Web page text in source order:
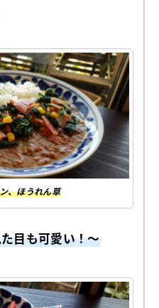
、ほうれん草
目も可愛い！～